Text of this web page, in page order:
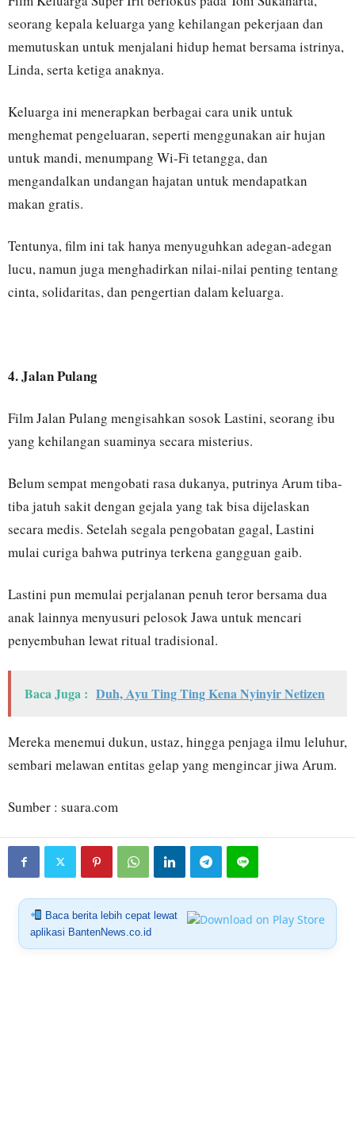
seorang kepala keluarga yang kehilangan pekerjaan dan
memutuskan untuk menjalani hidup hemat bersama istrinya,
Linda, serta ketiga anaknya.
Keluarga ini menerapkan berbagai cara unik untuk
menghemat pengeluaran, seperti menggunakan air hujan
untuk mandi, menumpang Wi-Fi tetangga, dan
mengandalkan undangan hajatan untuk mendapatkan
makan gratis.
Tentunya, film ini tak hanya menyuguhkan adegan-adegan
lucu, namun juga menghadirkan nilai-nilai penting tentang
cinta, solidaritas, dan pengertian dalam keluarga.
4. Jalan Pulang
Film Jalan Pulang mengisahkan sosok Lastini, seorang ibu
yang kehilangan suaminya secara misterius.
Belum sempat mengobati rasa dukanya, putrinya Arum tiba-
tiba jatuh sakit dengan gejala yang tak bisa dijelaskan
secara medis. Setelah segala pengobatan gagal, Lastini
mulai curiga bahwa putrinya terkena gangguan gaib.
Lastini pun memulai perjalanan penuh teror bersama dua
anak lainnya menyusuri pelosok Jawa untuk mencari
penyembuhan lewat ritual tradisional.
Baca Juga : Duh, Ayu Ting Ting Kena Nyinyir Netizen
Mereka menemui dukun, ustaz, hingga penjaga ilmu leluhur,
sembari melawan entitas gelap yang mengincar jiwa Arum.
Sumber : suara.com
Baca berita lebih cepat lewat
aplikasi BantenNews.co.id